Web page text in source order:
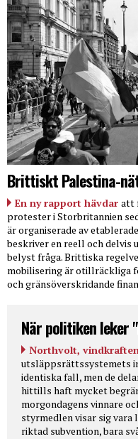
Brittiskt Palestina-
En ny rapport hävdar att
protester i Storbritannien
är organiserade av
beskriver en reell och
belyst fråga. Brittiska
mobilisering är otillräckliga
och gränsöverskridande
När politiken leker
Northvolt,
utsläppsrättssystemets
identiska fall, men de
hittills haft mycket
morgondagens vinnare
styrmedlen visar sig
riktad subvention, bara